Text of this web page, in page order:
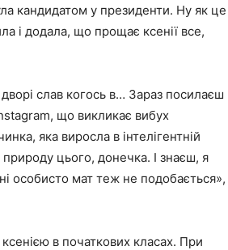
кандидатом у президенти. Ну як це
і додала, що прощає ксенії все,
слав когось в… Зараз посилаєш
що викликає вибух
яка виросла в інтелігентній
цього, донечка. І знаєш, я
особисто мат теж не подобається»,
в початкових класах. При